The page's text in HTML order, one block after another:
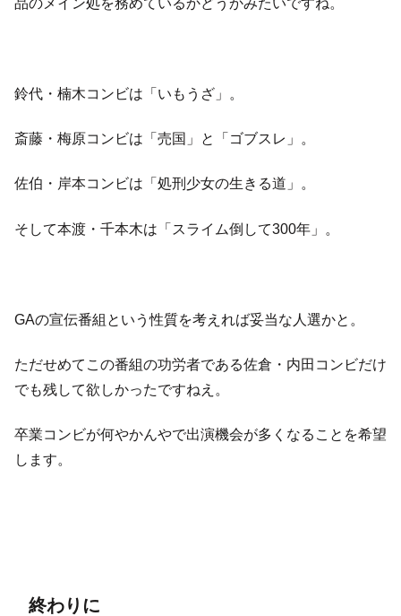
鈴代・楠木コンビは「いもうざ」。
斎藤・梅原コンビは「売国」と「ゴブスレ」。
佐伯・岸本コンビは「処刑少女の生きる道」。
そして本渡・千本木は「スライム倒して300年」。
GAの宣伝番組という性質を考えれば妥当な人選かと。
ただせめてこの番組の功労者である佐倉・内田コンビだけ
でも残して欲しかったですねえ。
卒業コンビが何やかんやで出演機会が多くなることを希望
します。
終わりに